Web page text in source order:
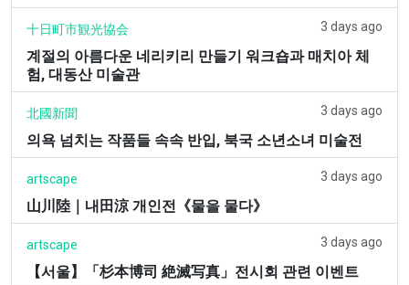
十日町市観光協会 3 days ago
계절의 아름다운 네리키리 만들기 워크숍과 매치아 체
험, 대동산 미술관
北國新聞 3 days ago
의욕 넘치는 작품들 속속 반입, 북국 소년소녀 미술전
artscape 3 days ago
山川陸｜내田涼 개인전《물을 물다》
artscape 3 days ago
【서울】「杉本博司 絶滅写真」전시회 관련 이벤트